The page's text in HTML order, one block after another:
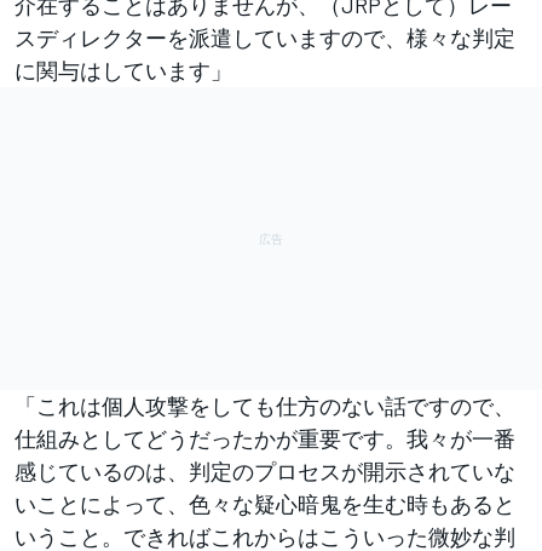
スディレクターを派遣していますので、様々な判定
に関与はしています」
「これは個人攻撃をしても仕方のない話ですので、
仕組みとしてどうだったかが重要です。我々が一番
感じているのは、判定のプロセスが開示されていな
いことによって、色々な疑心暗鬼を生む時もあると
いうこと。できればこれからはこういった微妙な判